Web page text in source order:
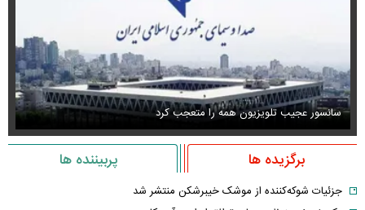
سانسور عجیب تلویزیون همه را متعجب کرد
برگزیده ها پربیننده ها
جزئیات شوکه‌کننده از موشک خیبرشکن منتشر شد